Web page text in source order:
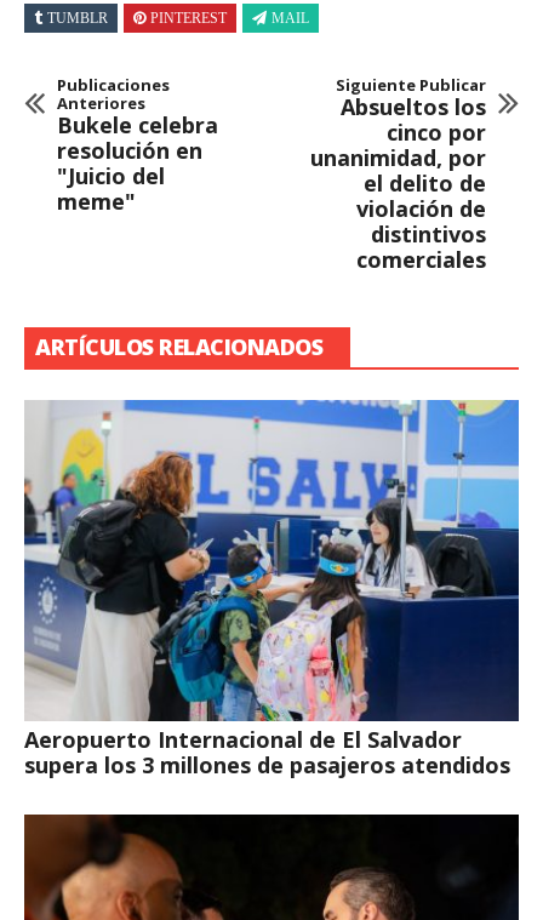
TUMBLR PINTEREST MAIL
Publicaciones
Anteriores
Bukele celebra
resolución en
"Juicio del
meme"
Siguiente Publicar
Absueltos los
cinco por
unanimidad, por
el delito de
violación de
distintivos
comerciales
ARTÍCULOS RELACIONADOS
Aeropuerto Internacional de El Salvador
supera los 3 millones de pasajeros atendidos